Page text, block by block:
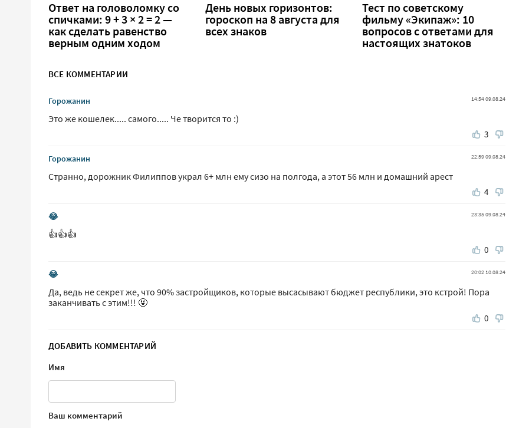
Ответ на головоломку со
спичками: 9 + 3 × 2 = 2 —
как сделать равенство
верным одним ходом
День новых горизонтов:
гороскоп на 8 августа для
всех знаков
Тест по советскому
фильму «Экипаж»: 10
вопросов с ответами для
настоящих знатоков
ВСЕ КОММЕНТАРИИ
Горожанин 14:54 09.08.24
Это же кошелек..... самого..... Че творится то :)
3
Горожанин 22:59 09.08.24
Странно, дорожник Филиппов украл 6+ млн ему сизо на полгода, а этот 56 млн и домашний арест
4
😂 23:35 09.08.24
👍👍👍
0
😂 20:02 10.08.24
Да, ведь не секрет же, что 90% застройщиков, которые высасывают бюджет республики, это кстрой! Пора
заканчивать с этим!!! 🤬
0
ДОБАВИТЬ КОММЕНТАРИЙ
Имя
Ваш комментарий